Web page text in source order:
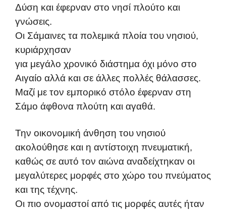
Δύση και έφερναν στο νησί πλούτο και
γνώσεις.
Οι Σάμαινες τα πολεμικά πλοία του νησιού,
κυριάρχησαν
για μεγάλο χρονικό διάστημα όχι μόνο στο
Αιγαίο αλλά και σε άλλες πολλές θάλασσες.
Μαζί με τον εμπορικό στόλο έφερναν στη
Σάμο άφθονα πλούτη και αγαθά.
Την οικονομική άνθηση του νησιού
ακολούθησε και η αντίστοιχη πνευματική,
καθώς σε αυτό τον αιώνα αναδείχτηκαν οι
μεγαλύτερες μορφές στο χώρο του πνεύματος
και της τέχνης.
Οι πιο ονομαστοί από τις μορφές αυτές ήταν